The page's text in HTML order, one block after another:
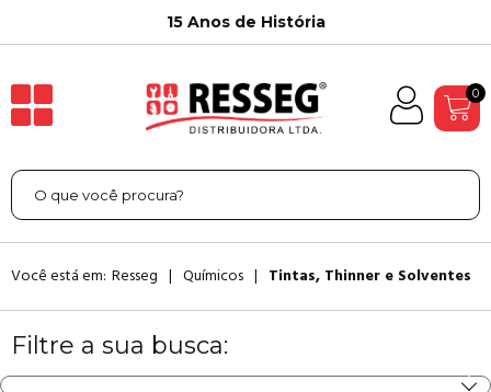
15 Anos de História
0
Você está em: Resseg Químicos Tintas, Thinner e Solventes
Filtre a sua busca: